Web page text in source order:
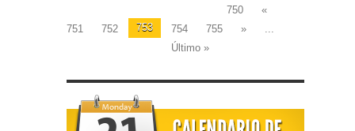
750
«
751
752 753 754 755 »
...
Último »